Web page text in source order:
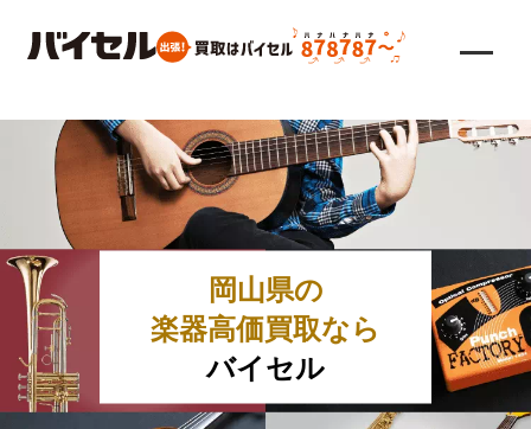
岡山県の
楽器高価買取なら
バイセル